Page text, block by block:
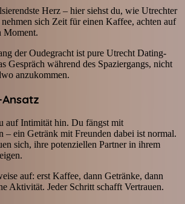
Herz – hier siehst du, wie Utrechter
sich Zeit für einen Kaffee, achten auf
Moment.
der Oudegracht ist pure Utrecht Dating-
Gespräch während des Spaziergangs, nicht
anzukommen.
auf Intimität hin. Du fängst mit
– ein Getränk mit Freunden dabei ist normal.
sich, ihre potenziellen Partner in ihrem
auf: erst Kaffee, dann Getränke, dann
Aktivität. Jeder Schritt schafft Vertrauen.